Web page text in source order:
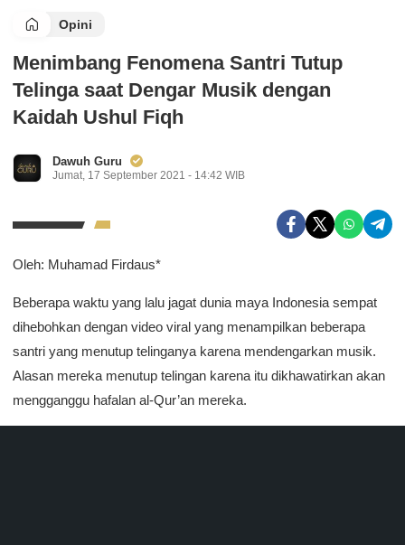
Opini
Menimbang Fenomena Santri Tutup
Telinga saat Dengar Musik dengan
Kaidah Ushul Fiqh
Dawuh Guru
Jumat, 17 September 2021 - 14:42 WIB
Oleh: Muhamad Firdaus*
Beberapa waktu yang lalu jagat dunia maya Indonesia sempat
dihebohkan dengan video viral yang menampilkan beberapa
santri yang menutup telinganya karena mendengarkan musik.
Alasan mereka menutup telingan karena itu dikhawatirkan akan
mengganggu hafalan al-Qur’an mereka.